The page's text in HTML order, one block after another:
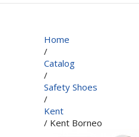
Home
/
Catalog
/
Safety Shoes
/
Kent
/ Kent Borneo